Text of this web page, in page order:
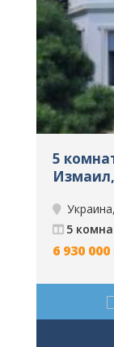
5
5
6 930 000